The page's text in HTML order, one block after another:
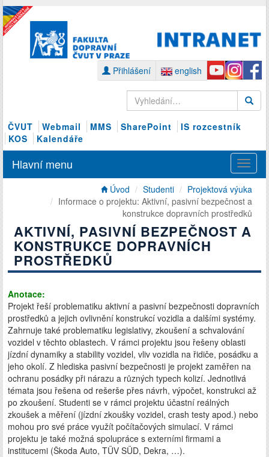
Přihlášení english
ČVUT Webmail MMS SharePoint
IS rozcestník
KOS
Kalendáře
Hlavní menu
Úvod Studenti
Projektová výuka
Informace o projektu: Aktivní, pasivní bezpečnost a
konstrukce dopravních prostředků
AKTIVNÍ, PASIVNÍ BEZPEČNOST A
KONSTRUKCE DOPRAVNÍCH
PROSTŘEDKŮ
Anotace:
Projekt řeší problematiku aktivní a pasivní bezpečnosti dopravních
prostředků a jejich ovlivnění konstrukcí vozidla a dalšími systémy.
Zahrnuje také problematiku legislativy, zkoušení a schvalování
vozidel v těchto oblastech. V rámci projektu jsou řešeny oblasti
jízdní dynamiky a stability vozidel, vliv vozidla na řidiče, posádku a
jeho okolí. Z hlediska pasivní bezpečnosti je projekt zaměřen na
ochranu posádky při nárazu a různých typech kolizí. Jednotlivá
témata jsou řešena od rešerše přes návrh, výpočet, konstrukci až
po zkoušení. Studenti se v rámci projektu účastní reálných
zkoušek a měření (jízdní zkoušky vozidel, crash testy apod.) nebo
mohou pro své práce využít počítačových simulací. V rámci
projektu je také možná spolupráce s externími firmami a
institucemi (Škoda Auto, TÜV SÜD, Dekra, …).